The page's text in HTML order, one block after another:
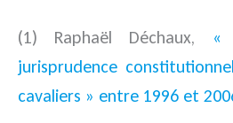
(1) Raphaël Déchaux,
«
jurisprudence
cavaliers » entre 1996 et